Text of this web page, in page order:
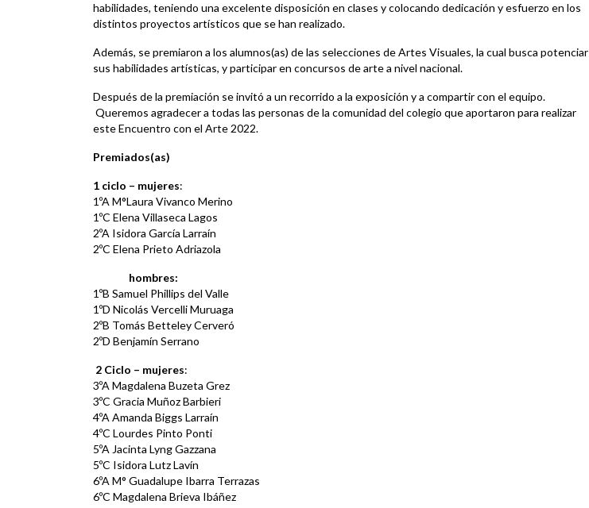
habilidades, teniendo una excelente disposición en clases y colocando dedicación y esfuerzo en los
distintos proyectos artísticos que se han realizado.
Además, se premiaron a los alumnos(as) de las selecciones de Artes Visuales, la cual busca potenciar
sus habilidades artísticas, y participar en concursos de arte a nivel nacional.
Después de la premiación se invitó a un recorrido a la exposición y a compartir con el equipo.
Queremos agradecer a todas las personas de la comunidad del colegio que aportaron para realizar
este Encuentro con el Arte 2022.
Premiados(as)
1 ciclo – mujeres:
1ºA M°Laura Vivanco Merino
1ºC Elena Villaseca Lagos
2ºA Isidora García Larraín
2ºC Elena Prieto Adriazola
hombres:
1ºB Samuel Phillips del Valle
1ºD Nicolás Vercelli Muruaga
2ºB Tomás Betteley Cerveró
2ºD Benjamín Serrano
2 Ciclo – mujeres:
3ºA Magdalena Buzeta Grez
3ºC Gracia Muñoz Barbieri
4ºA Amanda Biggs Larraín
4ºC Lourdes Pinto Ponti
5ºA Jacinta Lyng Gazzana
5ºC Isidora Lutz Lavín
6ºA M° Guadalupe Ibarra Terrazas
6ºC Magdalena Brieva Ibáñez